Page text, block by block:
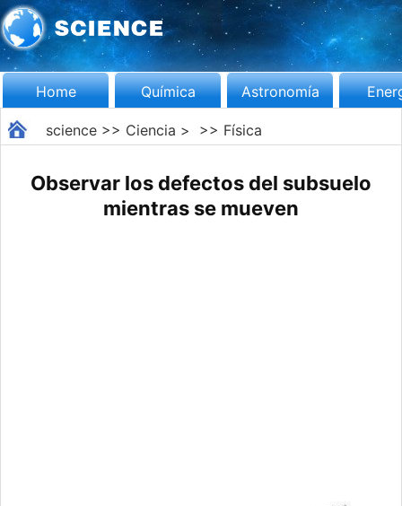
Home Química Astronomía
science>> Ciencia > >> Física
Observar los defectos del subsuelo
mientras se mueven